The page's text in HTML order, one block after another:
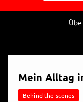
Mein Alltag
Behind the scenes